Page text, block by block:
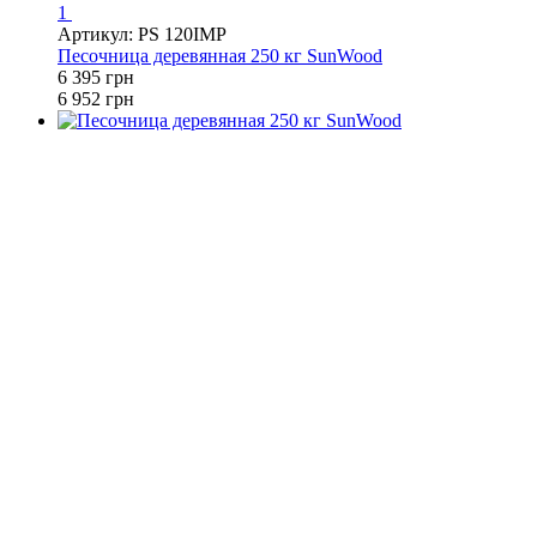
1
Артикул: PS 120IMP
Песочница деревянная 250 кг SunWood
6 395 грн
6 952 грн